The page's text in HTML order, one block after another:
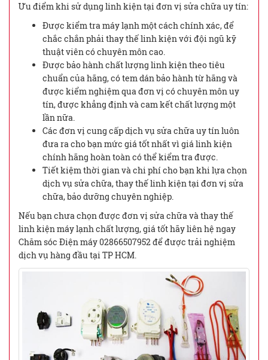
Ưu điểm khi sử dụng linh kiện tại đơn vị sửa chữa uy tín:
Được kiểm tra máy lạnh một cách chính xác, để
chắc chắn phải thay thế linh kiện với đội ngũ kỹ
thuật viên có chuyên môn cao.
Được bảo hành chất lượng linh kiện theo tiêu
chuẩn của hãng, có tem dán bảo hành từ hãng và
được kiểm nghiệm qua đơn vị có chuyên môn uy
tín, được khẳng định và cam kết chất lượng một
lần nữa.
Các đơn vị cung cấp dịch vụ sửa chữa uy tín luôn
đưa ra cho bạn mức giá tốt nhất vì giá linh kiện
chính hãng hoàn toàn có thể kiểm tra được.
Tiết kiệm thời gian và chi phí cho bạn khi lựa chọn
dịch vụ sửa chữa, thay thế linh kiện tại đơn vị sửa
chữa, bảo dưỡng chuyên nghiệp.
Nếu bạn chưa chọn được đơn vị sửa chữa và thay thế
linh kiện máy lạnh chất lượng, giá tốt hãy liên hệ ngay
Chăm sóc Điện máy 02866507952 để được trải nghiệm
dịch vụ hàng đầu tại TP HCM.